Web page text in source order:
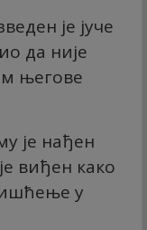
је јуче
да није
његове
је нађен
виђен како
у